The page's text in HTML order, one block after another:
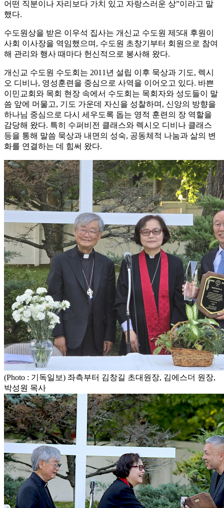
어떤 직분이나 자리보다 가치 있고 자랑스러운 상”이라고 말
했다.
수도원상을 받은 이우석 집사는 개신교 수도원 제5대 후원이
사회 이사장을 역임했으며, 수도원 초창기부터 회원으로 참여
해 관리와 행사 때마다 헌신적으로 봉사해 왔다.
개신교 수도원 수도회는 2011년 설립 이후 묵상과 기도, 렉시
오 디비나, 영성훈련을 중심으로 사역을 이어오고 있다. 바쁜
이민교회와 목회 현장 속에서 수도회는 목회자와 성도들이 말
씀 앞에 머물고, 기도 가운데 자신을 성찰하며, 신앙의 방향을
하나님 중심으로 다시 세우도록 돕는 영적 훈련의 장 역할을
감당해 왔다. 특히 수퍼비전 클래스와 렉시오 디비나 클래스
등을 통해 말씀 묵상과 내면의 성숙, 공동체적 나눔과 삶의 변
화를 연결하는 데 힘써 왔다.
(Photo : 기독일보) 좌측부터 김창길 초대원장, 김에스더 원장,
박성원 목사